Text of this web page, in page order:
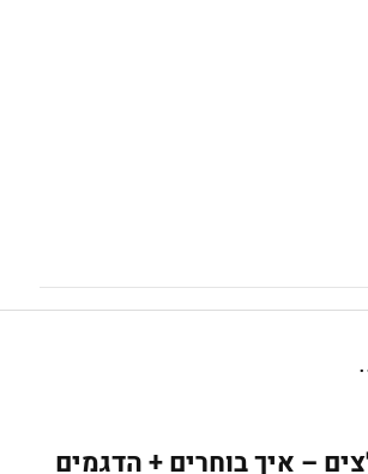
– איך בוחרים + הדגמים